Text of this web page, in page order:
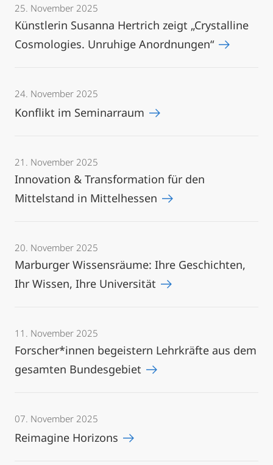
25. November 2025
Künstlerin Susanna Hertrich zeigt „Crystalline
Cosmologies. Unruhige Anordnungen“
24. November 2025
Konflikt im Seminarraum
21. November 2025
Innovation & Transformation für den
Mittelstand in Mittelhessen
20. November 2025
Marburger Wissensräume: Ihre Geschichten,
Ihr Wissen, Ihre Universität
11. November 2025
Forscher*innen begeistern Lehrkräfte aus dem
gesamten Bundesgebiet
07. November 2025
Reimagine Horizons